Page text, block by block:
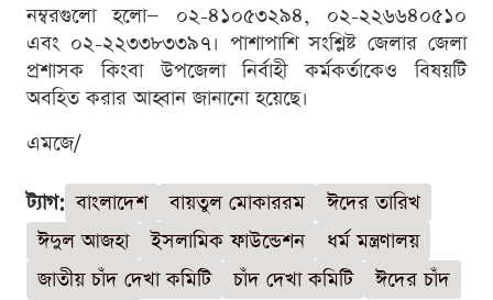
নম্বরগুলো হলো— ০২-৪১০৫৩২৯৪, ০২-২২৬৬৪০৫১০
এবং ০২-২২৩৩৮৩৩৯৭। পাশাপাশি সংশ্লিষ্ট জেলার জেলা
প্রশাসক কিংবা উপজেলা নির্বাহী কর্মকর্তাকেও বিষয়টি
অবহিত করার আহ্বান জানানো হয়েছে।
এমজে/
ট্যাগ: বাংলাদেশ বায়তুল মোকাররম
ঈদের তারিখ
ঈদুল আজহা
ইসলামিক ফাউন্ডেশন
ধর্ম মন্ত্রণালয়
জাতীয় চাঁদ দেখা কমিটি
চাঁদ দেখা কমিটি
ঈদের চাঁদ